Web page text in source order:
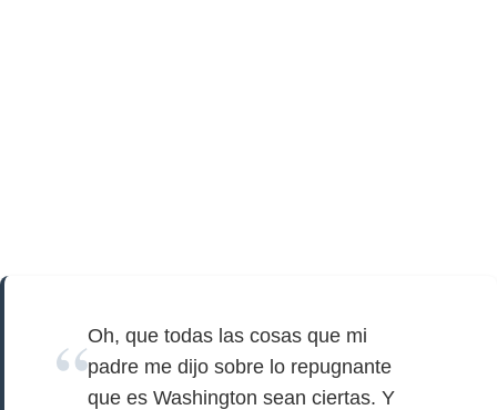
Oh, que todas las cosas que mi
padre me dijo sobre lo repugnante
que es Washington sean ciertas. Y